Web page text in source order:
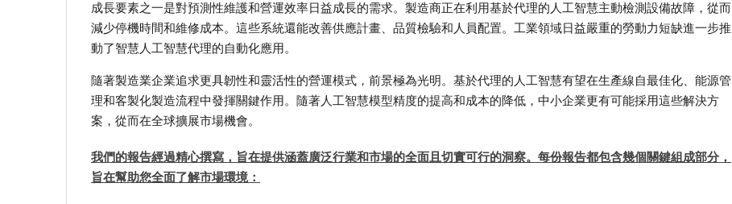
成長要素之一是對預測性維護和營運效率日益成長的需求。製造商正在利用基於代理的人工智慧主動檢測設備故障，從而
減少停機時間和維修成本。這些系統還能改善供應計畫、品質檢驗和人員配置。工業領域日益嚴重的勞動力短缺進一步推
動了智慧人工智慧代理的自動化應用。
隨著製造業企業追求更具韌性和靈活性的營運模式，前景極為光明。基於代理的人工智慧有望在生產線自最佳化、能源管
理和客製化製造流程中發揮關鍵作用。隨著人工智慧模型精度的提高和成本的降低，中小企業更有可能採用這些解決方
案，從而在全球擴展市場機會。
我們的報告經過精心撰寫，旨在提供涵蓋廣泛行業和市場的全面且切實可行的洞察。每份報告都包含幾個關鍵組成部分，
旨在幫助您全面了解市場環境：